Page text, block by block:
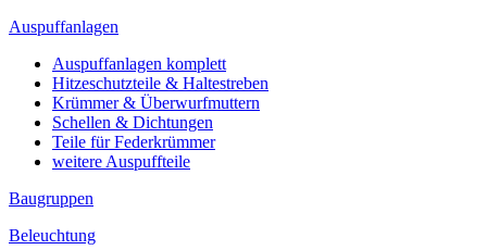
Auspuffanlagen
Auspuffanlagen komplett
Hitzeschutzteile & Haltestreben
Krümmer & Überwurfmuttern
Schellen & Dichtungen
Teile für Federkrümmer
weitere Auspuffteile
Baugruppen
Beleuchtung